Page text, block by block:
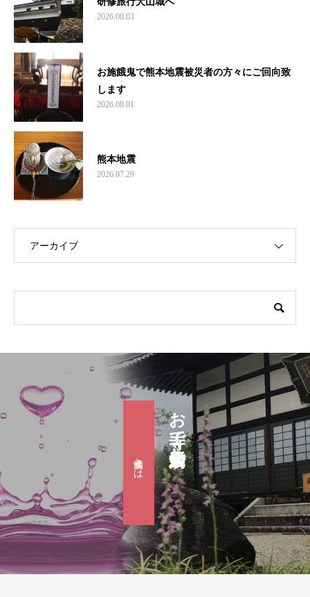
2026.08.03
お施餓鬼で熊本地震被災者の方々にご回向致
します
2026.08.01
熊本地震
2026.07.29
アーカイブ
お寺で婚活『滴水会』
滴水会とは